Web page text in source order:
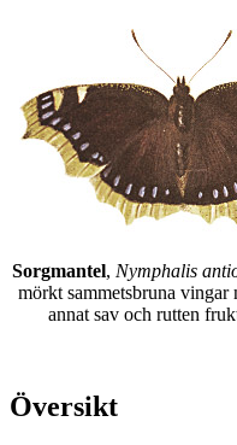
Sorgmantel, Nymphalis
mörkt sammetsbruna vingar
annat sav och rutten
Översikt